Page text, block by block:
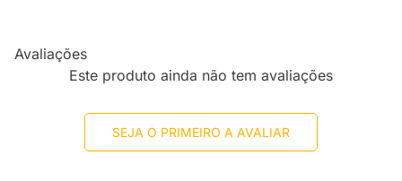
Avaliações
Este produto ainda não tem avaliações
SEJA O PRIMEIRO A AVALIAR